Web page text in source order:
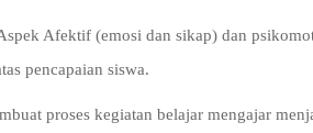
Afektif (emosi dan sikap) dan
pencapaian siswa.
proses kegiatan belajar mengajar